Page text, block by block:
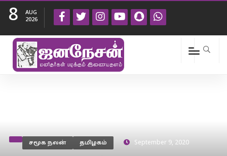
8
AUG
2026
சமூக நலன் தமிழகம் September 9, 2020